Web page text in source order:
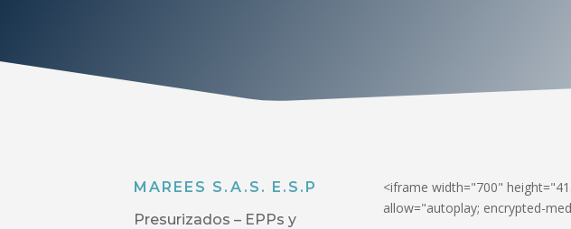
MAREES S.A.S. E.S.P
Presurizados – EPPs y
<iframe width="700"
allow="autoplay; encrypted-